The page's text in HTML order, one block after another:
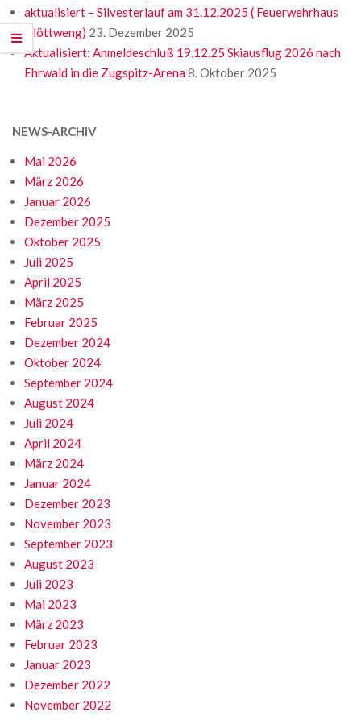
aktualisiert – Silvesterlauf am 31.12.2025 ( Feuerwehrhaus
Glöttweng) 23. Dezember 2025
Aktualisiert: Anmeldeschluß 19.12.25 Skiausflug 2026 nach
Ehrwald in die Zugspitz-Arena8. Oktober 2025
NEWS-ARCHIV
Mai 2026
März 2026
Januar 2026
Dezember 2025
Oktober 2025
Juli 2025
April 2025
März 2025
Februar 2025
Dezember 2024
Oktober 2024
September 2024
August 2024
Juli 2024
April 2024
März 2024
Januar 2024
Dezember 2023
November 2023
September 2023
August 2023
Juli 2023
Mai 2023
März 2023
Februar 2023
Januar 2023
Dezember 2022
November 2022